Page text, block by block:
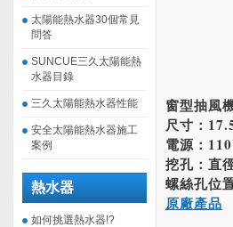
太陽能熱水器30個常見
問答
SUNCUE三久太陽能熱
水器目錄
三久太陽能熱水器性能
安全太陽能熱水器施工
案例
熱水器
如何挑選熱水器!?
窗型抽風
尺寸：
電源：
挖孔：直
螺絲孔位
原廠產品